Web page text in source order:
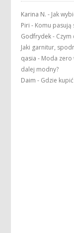
Karina N. - Jak
Piri - Komu pasują
Godfrydek- Czym
Jaki garnitur,
qasia - Moda zero
dalej modny?
Daim - Gdzie